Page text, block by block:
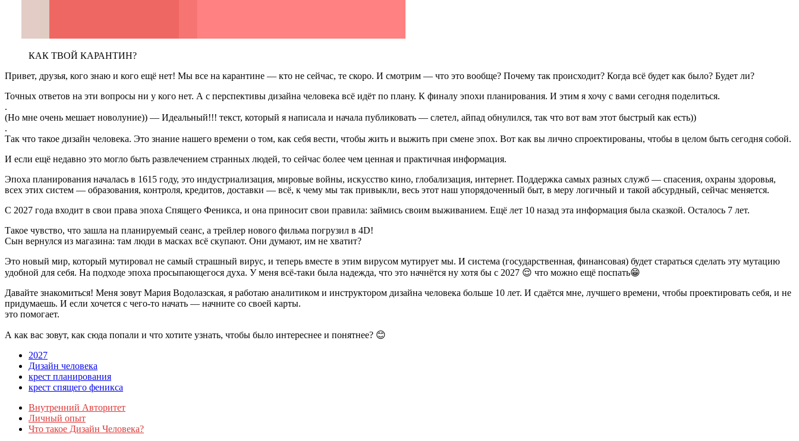
КАК ТВОЙ КАРАНТИН?
Привет, друзья, кого знаю и кого ещё нет! Мы все на карантине — кто не сейчас, те скоро. И смотрим — что это вообще? Почему так происходит? Когда всё будет как было? Будет ли?
Точных ответов на эти вопросы ни у кого нет. А с перспективы дизайна человека всё идёт по плану. К финалу эпохи планирования. И этим я хочу с вами сегодня поделиться.
.
(Но мне очень мешает новолуние)) — Идеальный!!! текст, который я написала и начала публиковать — слетел, айпад обнулился, так что вот вам этот быстрый как есть))
.
Так что такое дизайн человека. Это знание нашего времени о том, как себя вести, чтобы жить и выжить при смене эпох. Вот как вы лично спроектированы, чтобы в целом быть сегодня собой.
И если ещё недавно это могло быть развлечением странных людей, то сейчас более чем ценная и практичная информация.
Эпоха планирования началась в 1615 году, это индустриализация, мировые войны, искусство кино, глобализация, интернет. Поддержка самых разных служб — спасения, охраны здоровья,
всех этих систем — образования, контроля, кредитов, доставки — всё, к чему мы так привыкли, весь этот наш упорядоченный быт, в меру логичный и такой абсурдный, сейчас меняется.
С 2027 года входит в свои права эпоха Спящего Феникса, и она приносит свои правила: займись своим выживанием. Ещё лет 10 назад эта информация была сказкой. Осталось 7 лет.
Такое чувство, что зашла на планируемый сеанс, а трейлер нового фильма погрузил в 4D!
Сын вернулся из магазина: там люди в масках всё скупают. Они думают, им не хватит?
Это новый мир, который мутировал не самый страшный вирус, и теперь вместе в этим вирусом мутирует мы. И система (государственная, финансовая) будет стараться сделать эту мутацию
удобной для себя. На подходе эпоха просыпающегося духа. У меня всё-таки была надежда, что это начнётся ну хотя бы с 2027 😌 что можно ещё поспать😁
Давайте знакомиться! Меня зовут Мария Водолазская, я работаю аналитиком и инструктором дизайна человека больше 10 лет. И сдаётся мне, лучшего времени, чтобы проектировать себя, и не
придумаешь. И если хочется с чего-то начать — начните со своей карты.
это помогает.
А как вас зовут, как сюда попали и что хотите узнать, чтобы было интереснее и понятнее? 😊
2027
Дизайн человека
крест планирования
крест спящего феникса
Внутренний Авторитет
Личный опыт
Что такое Дизайн Человека?